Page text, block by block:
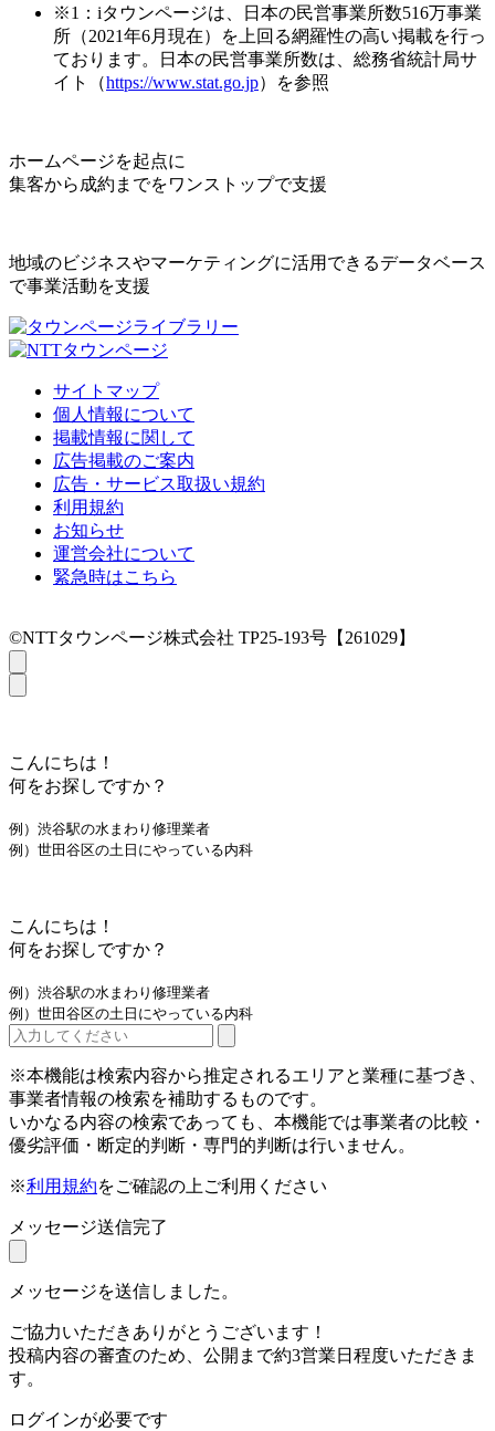
※1：iタウンページは、日本の民営事業所数516万事業
所（2021年6月現在）を上回る網羅性の高い掲載を行っ
ております。日本の民営事業所数は、総務省統計局サ
イト（https://www.stat.go.jp）を参照
ホームページを起点に
集客から成約までをワンストップで支援
地域のビジネスやマーケティングに活用できるデータベース
で事業活動を支援
サイトマップ
個人情報について
掲載情報に関して
広告掲載のご案内
広告・サービス取扱い規約
利用規約
お知らせ
運営会社について
緊急時はこちら
©NTTタウンページ株式会社 TP25-193号【261029】
こんにちは！
何をお探しですか？
例）渋谷駅の水まわり修理業者
例）世田谷区の土日にやっている内科
こんにちは！
何をお探しですか？
例）渋谷駅の水まわり修理業者
例）世田谷区の土日にやっている内科
※本機能は検索内容から推定されるエリアと業種に基づき、
事業者情報の検索を補助するものです。
いかなる内容の検索であっても、本機能では事業者の比較・
優劣評価・断定的判断・専門的判断は行いません。
※利用規約をご確認の上ご利用ください
メッセージ送信完了
メッセージを送信しました。
ご協力いただきありがとうございます！
投稿内容の審査のため、公開まで約3営業日程度いただきま
す。
ログインが必要です